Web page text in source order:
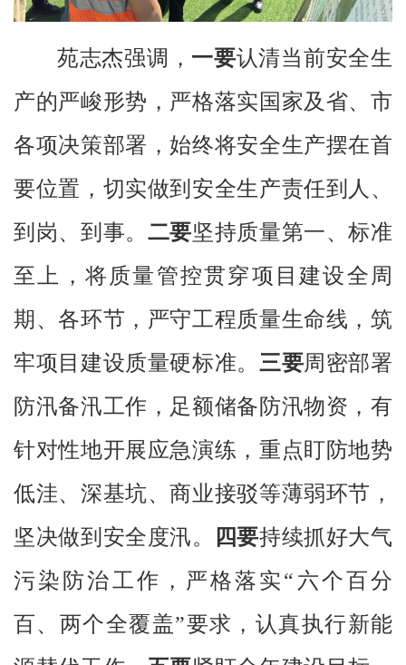
苑志杰强调， 一要认清当前安全生
产的严峻形势，严格落实国家及省、市
各项决策部署，始终将安全生产摆在首
要位置，切实做到安全生产责任到人、
到岗、到事。 二要坚持质量第一、标准
至上，将质量管控贯穿项目建设全周
期、各环节，严守工程质量生命线，筑
牢项目建设质量硬标准。 三要周密部署
防汛备汛工作，足额储备防汛物资，有
针对性地开展应急演练，重点盯防地势
低洼、深基坑、商业接驳等薄弱环节，
坚决做到安全度汛。
四要持续抓好大气
污染防治工作，严格落实“六个百分
百、两个全覆盖”要求，认真执行新能